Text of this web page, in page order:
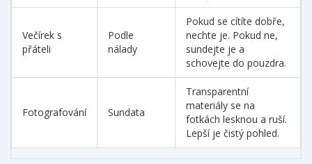
Večírek s
přáteli
Podle
nálady
Pokud se cítíte dobře,
nechte je. Pokud ne,
sundejte je a
schovejte do pouzdra.
Fotografování Sundata
Transparentní
materiály se na
fotkách lesknou a ruší.
Lepší je čistý pohled.